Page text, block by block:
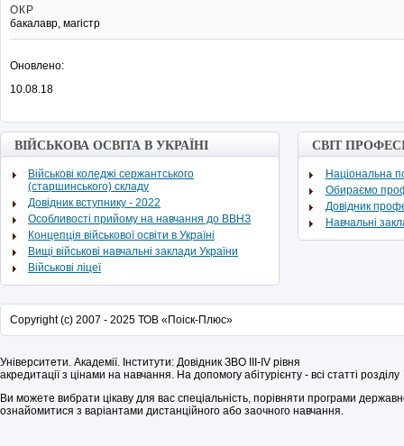
ОКР
бакалавр, магістр
Оновлено:
10.08.18
ВІЙСЬКОВА ОСВІТА В УКРАЇНІ
Військові коледжі сержантського
(старшинського) складу
Довідник вступнику - 2022
Особливості прийому на навчання до ВВНЗ
Концепція військової освіти в Україні
Вищі військові навчальні заклади України
Військові ліцеї
СВІТ
Національна
Обираємо
Довідник
Навчальні
Copyright (c) 2007 - 2025 ТОВ «Поіск-Плюс»
Університети. Академії. Інститути: Довідник ЗВО - IV рівня
акредитації з цінами на навчання. На допомогу абітурієнту - всі статті розділу
Ви можете вибрати цікаву для вас спеціальність, порівняти програми
ознайомитися з варіантами дистанційного або заочного навчання.